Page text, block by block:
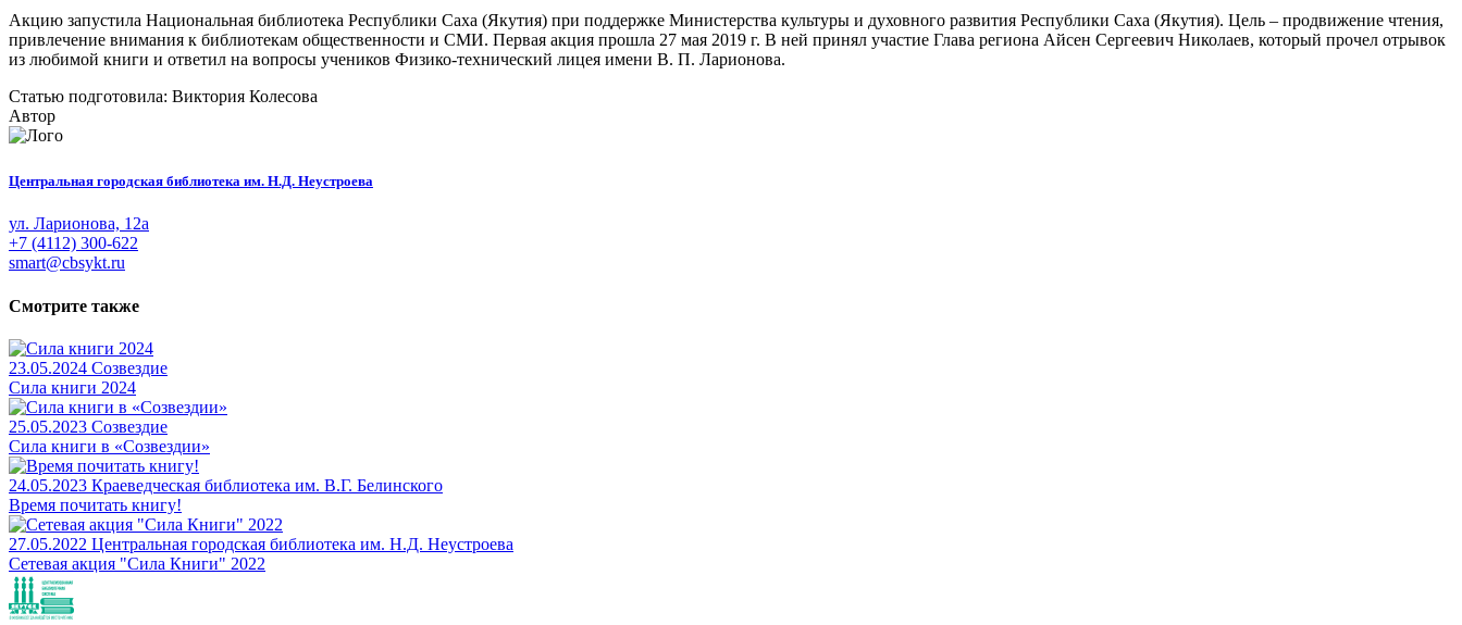
Акцию запустила Национальная библиотека Республики Саха (Якутия) при поддержке Министерства культуры и духовного развития Республики Саха (Якутия). Цель – продвижение чтения,
привлечение внимания к библиотекам общественности и СМИ. Первая акция прошла 27 мая 2019 г. В ней принял участие Глава региона Айсен Сергеевич Николаев, который прочел отрывок
из любимой книги и ответил на вопросы учеников Физико-технический лицея имени В. П. Ларионова.
Статью подготовила: Виктория Колесова
Автор
Центральная городская библиотека им. Н.Д. Неустроева
ул. Ларионова, 12а
+7 (4112) 300-622
smart@cbsykt.ru
Смотрите также
23.05.2024 Созвездие
Сила книги 2024
25.05.2023 Созвездие
Сила книги в «Созвездии»
24.05.2023 Краеведческая библиотека им. В.Г. Белинского
Время почитать книгу!
27.05.2022 Центральная городская библиотека им. Н.Д. Неустроева
Сетевая акция "Сила Книги" 2022